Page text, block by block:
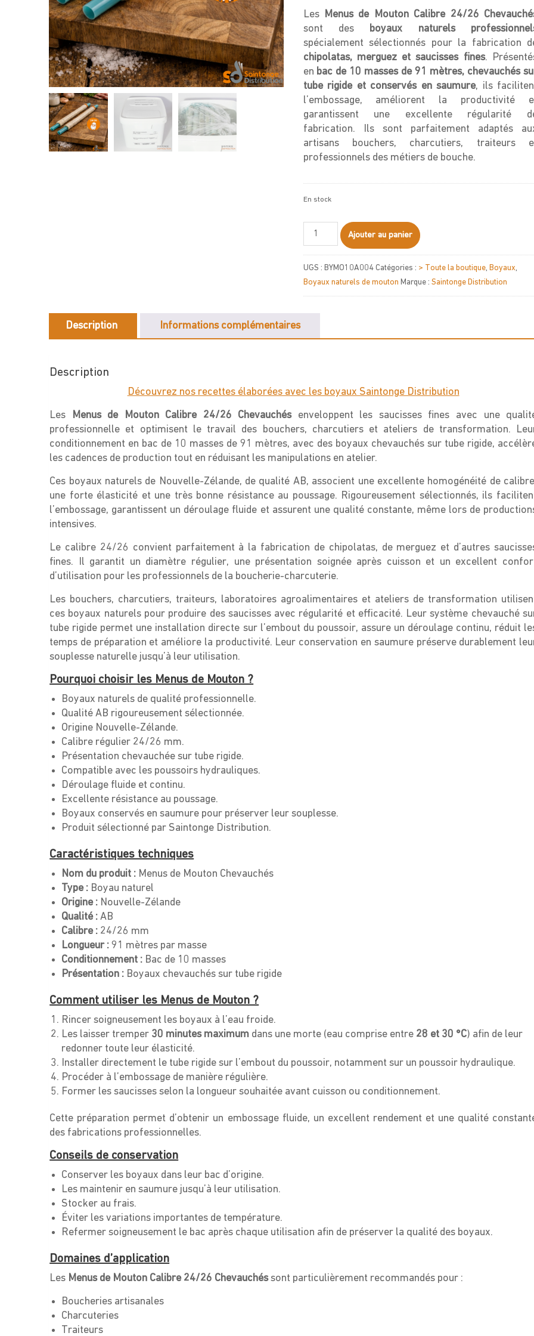
Les Menus de Mouton Calibre 24/26
sont des boyaux naturels
spécialement sélectionnés pour la fabrication
chipolatas, merguez et saucisses fines.
en bac de 10 masses de 91 mètres, chevauchés
tube rigide et conservés en saumure, ils
l’embossage, améliorent la productivité
garantissent une excellente régularité
fabrication. Ils sont parfaitement adaptés
artisans bouchers, charcutiers, traiteurs
professionnels des métiers de bouche.
En stock
quantité
Menus
de
Mouton
24/26
Ajouter au panier
UGS : BYMO10A004 Catégories : > Toute la boutique, Boyaux,
Boyaux naturels de mouton Marque : Saintonge Distribution
Description Informations complémentaires
Description
Découvrez nos recettes élaborées avec les boyaux Saintonge Distribution
Les Menus de Mouton Calibre 24/26 Chevauchésenveloppent les saucisses fines avec une
professionnelle et optimisent le travail des bouchers, charcutiers et ateliers de transformation.
conditionnement en bac de 10 masses de 91 mètres, avec des boyaux chevauchés sur tube rigide,
les cadences de production tout en réduisant les manipulations en atelier.
Ces boyaux naturels de Nouvelle-Zélande, de qualité AB, associent une excellente homogénéité de
une forte élasticité et une très bonne résistance au poussage. Rigoureusement sélectionnés, ils
l’embossage, garantissent un déroulage fluide et assurent une qualité constante, même lors de
intensives.
Le calibre 24/26 convient parfaitement à la fabrication de chipolatas, de merguez et d’autres
fines. Il garantit un diamètre régulier, une présentation soignée après cuisson et un excellent
d’utilisation pour les professionnels de la boucherie-charcuterie.
Les bouchers, charcutiers, traiteurs, laboratoires agroalimentaires et ateliers de transformation
ces boyaux naturels pour produire des saucisses avec régularité et efficacité. Leur système chevauché
tube rigide permet une installation directe sur l’embout du poussoir, assure un déroulage continu, réduit
temps de préparation et améliore la productivité. Leur conservation en saumure préserve durablement
souplesse naturelle jusqu’à leur utilisation.
Pourquoi choisir les Menus de Mouton ?
Boyaux naturels de qualité professionnelle.
Qualité AB rigoureusement sélectionnée.
Origine Nouvelle-Zélande.
Calibre régulier 24/26 mm.
Présentation chevauchée sur tube rigide.
Compatible avec les poussoirs hydrauliques.
Déroulage fluide et continu.
Excellente résistance au poussage.
Boyaux conservés en saumure pour préserver leur souplesse.
Produit sélectionné par Saintonge Distribution.
Caractéristiques techniques
Nom du produit : Menus de Mouton Chevauchés
Type : Boyau naturel
Origine : Nouvelle-Zélande
Qualité : AB
Calibre : 24/26 mm
Longueur : 91 mètres par masse
Conditionnement : Bac de 10 masses
Présentation : Boyaux chevauchés sur tube rigide
Comment utiliser les Menus de Mouton ?
Rincer soigneusement les boyaux à l’eau froide.
Les laisser tremper 30 minutes maximum dans une morte (eau comprise entre 28 et 30 °C) afin de leur
redonner toute leur élasticité.
Installer directement le tube rigide sur l’embout du poussoir, notamment sur un poussoir hydraulique.
Procéder à l’embossage de manière régulière.
Former les saucisses selon la longueur souhaitée avant cuisson ou conditionnement.
Cette préparation permet d’obtenir un embossage fluide, un excellent rendement et une qualité
des fabrications professionnelles.
Conseils de conservation
Conserver les boyaux dans leur bac d’origine.
Les maintenir en saumure jusqu’à leur utilisation.
Stocker au frais.
Éviter les variations importantes de température.
Refermer soigneusement le bac après chaque utilisation afin de préserver la qualité des boyaux.
Domaines d’application
Les Menus de Mouton Calibre 24/26 Chevauchéssont particulièrement recommandés pour :
Boucheries artisanales
Charcuteries
Traiteurs